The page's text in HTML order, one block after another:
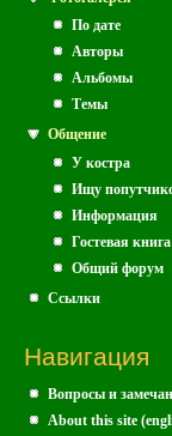
По дате
Авторы
Альбомы
Темы
Общение
У костра
Ищу
Информация
Гостевая книга
Общий форум
Ссылки
Навигация
Вопросы и
About this site